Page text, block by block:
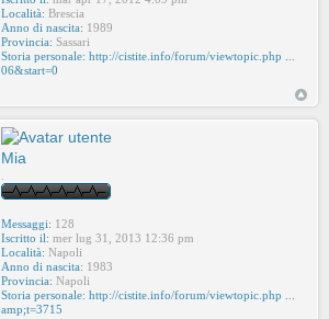
Località: Brescia
Anno di nascita: 1989
Provincia: Sassari
Storia personale: http://cistite.info/forum/viewtopic.php ...
06&start=0
Mia
Messaggi: 128
Iscritto il: mer lug 31, 2013 12:36 pm
Località: Napoli
Anno di nascita: 1983
Provincia: Napoli
Storia personale: http://cistite.info/forum/viewtopic.php ...
amp;t=3715